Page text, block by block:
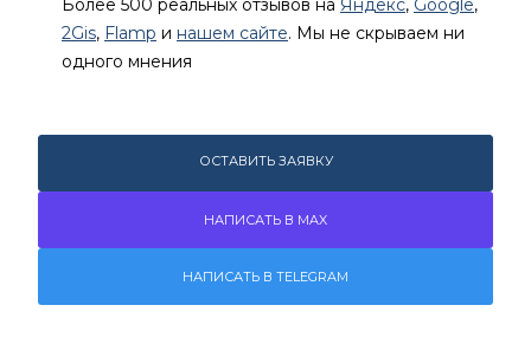
Более 500 реальных отзывов на Яндекс, Google,
2Gis, Flamp и нашем сайте. Мы не скрываем ни
одного мнения
ОСТАВИТЬ ЗАЯВКУ
НАПИСАТЬ В MAX
НАПИСАТЬ В TELEGRAM